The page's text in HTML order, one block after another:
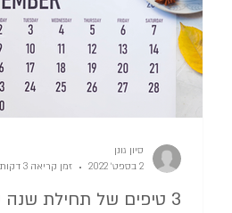
3 טיפים של תחילת
סיון גונן
2 בספט׳ 2022
זמן קריאה 3 דקות